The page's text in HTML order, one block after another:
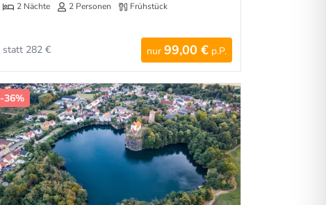
2 Nächte 2 Personen Frühstück
nur 99,00 € p.P.
statt 282 €
-36%